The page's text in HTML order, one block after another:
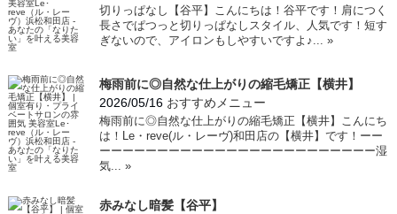
切りっぱなし【谷平】こんにちは！谷平です！肩につく
長さでぱつっと切りっぱなしスタイル、人気です！短す
ぎないので、アイロンもしやすいですよ♪...
»
梅雨前に◎自然な仕上がりの縮毛矯正【横井】
2026/05/16 おすすめメニュー
梅雨前に◎自然な仕上がりの縮毛矯正【横井】こんにち
は！Le・reve(ル・レーヴ)和田店の【横井】です！ーー
ーーーーーーーーーーーーーーーーーーーーーーーー湿
気... »
赤みなし暗髪【谷平】